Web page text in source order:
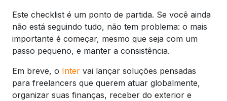
Este checklist é um ponto de partida. Se você ainda
não está seguindo tudo, não tem problema: o mais
importante é começar, mesmo que seja com um
passo pequeno, e manter a consistência.
Em breve, o Inter vai lançar soluções pensadas
para freelancers que querem atuar globalmente,
organizar suas finanças, receber do exterior e